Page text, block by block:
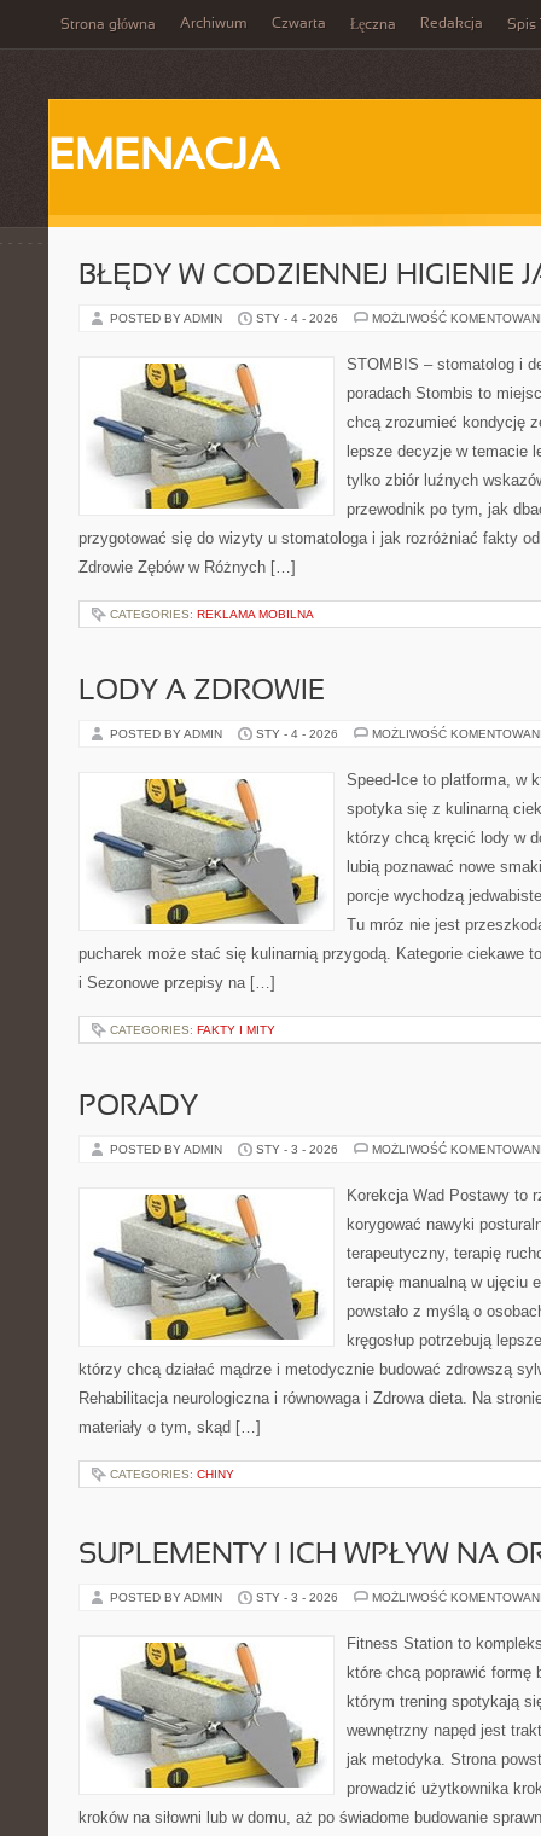
Strona główna Archiwum Czwarta Łęczna Redakcja Spis
EMENACJA
BŁĘDY W CODZIENNEJ HIGIENIE
POSTED BY ADMIN STY - 4 - 2026 MOŻLIWOŚĆ
STOMBIS – stomatolog i
poradach Stombis to
chcą zrozumieć kondycję
lepsze decyzje w temacie
tylko zbiór luźnych
przewodnik po tym, jak
przygotować się do wizyty u stomatologa i jak rozróżniać fakty
Zdrowie Zębów w Różnych […]
CATEGORIES: REKLAMA MOBILNA
LODY A ZDROWIE
POSTED BY ADMIN STY - 4 - 2026 MOŻLIWOŚĆ
Speed-Ice to platforma, w
spotyka się z kulinarną
którzy chcą kręcić lody w
lubią poznawać nowe
porcje wychodzą
Tu mróz nie jest
pucharek może stać się kulinarnią przygodą. Kategorie ciekawe
i Sezonowe przepisy na […]
CATEGORIES: FAKTY I MITY
PORADY
POSTED BY ADMIN STY - 3 - 2026 MOŻLIWOŚĆ
Korekcja Wad Postawy to
korygować nawyki
terapeutyczny, terapię
terapię manualną w ujęciu
powstało z myślą o
kręgosłup potrzebują
którzy chcą działać mądrze i metodycznie budować zdrowszą
Rehabilitacja neurologiczna i równowaga i Zdrowa dieta. Na
materiały o tym, skąd […]
CATEGORIES: CHINY
SUPLEMENTY I ICH WPŁYW NA
POSTED BY ADMIN STY - 3 - 2026 MOŻLIWOŚĆ
Fitness Station to
które chcą poprawić formę
którym trening spotykają
wewnętrzny napęd jest
jak metodyka. Strona
prowadzić użytkownika
kroków na siłowni lub w domu, aż po świadome budowanie